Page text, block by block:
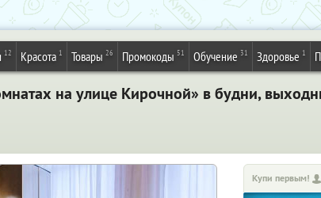
12 Красота 1 Товары 26 Промокоды 51 Обучение 31 Здоровье 1
на улице Кирочной» в будни,
Купи первым!